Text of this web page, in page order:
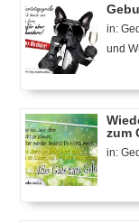
in:
und
zum
in: